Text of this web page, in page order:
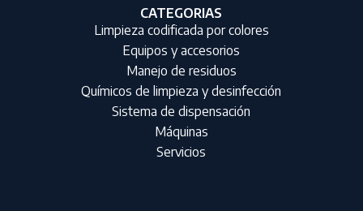
CATEGORIAS
Limpieza codificada por colores
Equipos y accesorios
Manejo de residuos
Químicos de limpieza y desinfección
Sistema de dispensación
Máquinas
Servicios